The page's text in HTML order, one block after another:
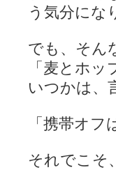
う気分にな
でも、そん
「麦とホ
いつかは、
「携帯オ
それでこそ